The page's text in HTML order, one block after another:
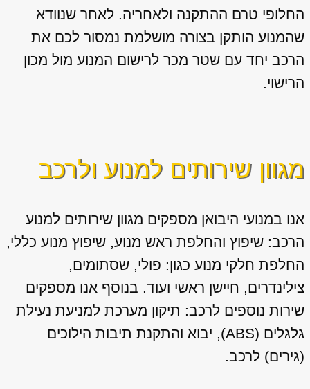
החלופי טרם ההתקנה ולאחריה. לאחר שנוודא
שהמנוע הותקן בצורה מושלמת נמסור לכם את
הרכב יחד עם שטר מכר לרישום המנוע מול מכון
הרישוי.
מגוון שירותים למנוע ולרכב
אנו במנועי היבואן מספקים מגוון שירותים למנוע
הרכב: שיפוץ והחלפת ראש מנוע, שיפוץ מנוע כללי,
החלפת חלקי מנוע כגון: פולי, שסתומים,
צילינדרים, חיישן ראשי ועוד. בנוסף אנו מספקים
שירות נוספים לרכב: תיקון מערכת למניעת נעילת
גלגלים (ABS), יבוא והתקנת תיבות הילוכים
(גירים) לרכב.